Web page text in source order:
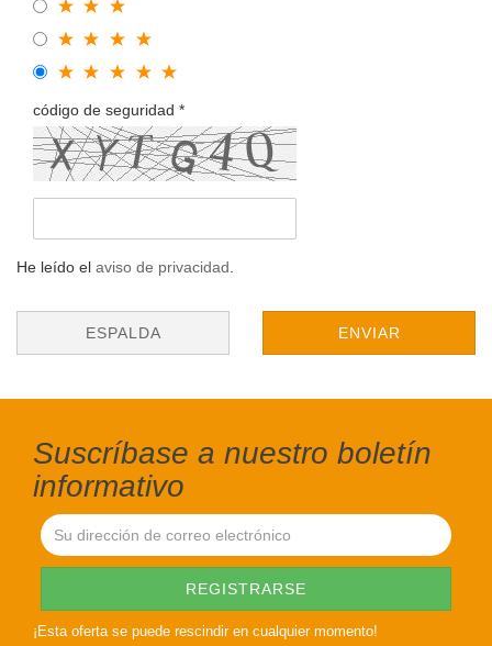
código de seguridad
He leído el aviso de privacidad
ESPALDA ENVIAR
Suscríbase a nuestro boletín
informativo
¡Esta oferta se puede rescindir en cualquier momento!